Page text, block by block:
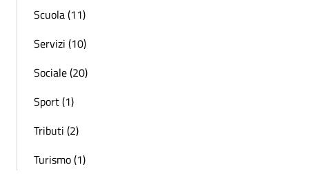
Scuola (11)
Servizi (10)
Sociale (20)
Sport (1)
Tributi (2)
Turismo (1)